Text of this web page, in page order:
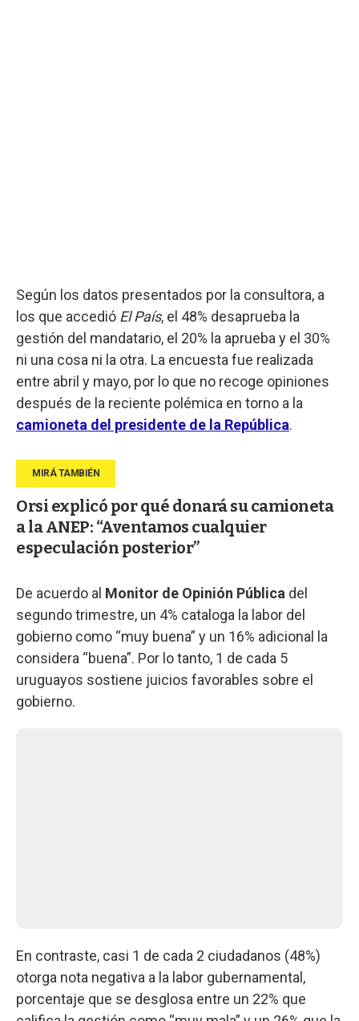
Según los datos presentados por la consultora, a
los que accedió El País, el 48% desaprueba la
gestión del mandatario, el 20% la aprueba y el 30%
ni una cosa ni la otra. La encuesta fue realizada
entre abril y mayo, por lo que no recoge opiniones
después de la reciente polémica en torno a la
camioneta del presidente de la República.
Orsi explicó por qué donará su camioneta
a la ANEP: “Aventamos cualquier
especulación posterior”
De acuerdo al Monitor de Opinión Pública del
segundo trimestre, un 4% cataloga la labor del
gobierno como “muy buena” y un 16% adicional la
considera “buena”. Por lo tanto, 1 de cada 5
uruguayos sostiene juicios favorables sobre el
gobierno.
En contraste, casi 1 de cada 2 ciudadanos (48%)
otorga nota negativa a la labor gubernamental,
porcentaje que se desglosa entre un 22% que